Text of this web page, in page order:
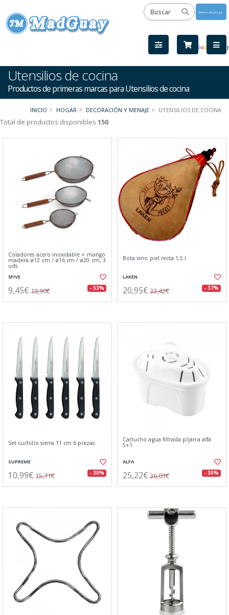
by
Utensilios de cocina
Productos de primeras marcas para Utensilios de cocina
INICIO HOGAR DECORACIÓN Y MENAJE UTENSILIOS DE COCINA
Total de productos disponibles 150
Coladores acero inoxidable + mango
madera ø12 cm / ø16 cm / ø20 cm, 3
uds
5FIVE
9,45€ 19,90€ - 53%
Bota vino piel recta 1,5 l.
LAKEN
20,95€ 33,42€ - 37%
Set cuchillo sierra 11 cm 6 piezas
SUPREME
10,99€ 15,71€ - 30%
Cartucho agua filtrada p/jarra alfa
5+1
ALFA
25,22€ 36,03€ - 30%